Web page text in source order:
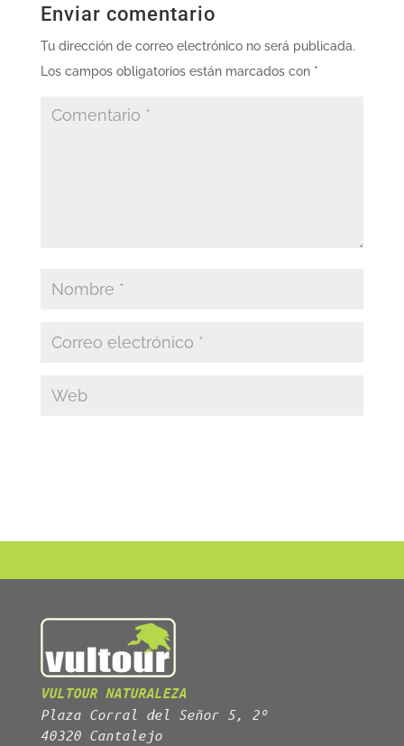
Enviar comentario
Tu dirección de correo electrónico no será publicada.
Los campos obligatorios están marcados con *
VULTOUR NATURALEZA
Plaza Corral del Señor 5, 2º
40320 Cantalejo